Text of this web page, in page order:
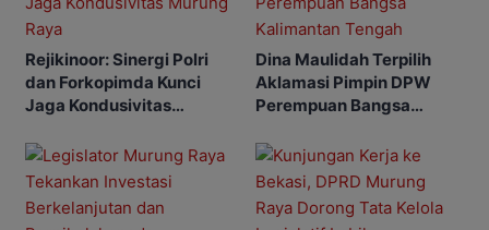
Rejikinoor: Sinergi Polri
dan Forkopimda Kunci
Jaga Kondusivitas
Dina Maulidah Terpilih
Aklamasi Pimpin DPW
Perempuan Bangsa